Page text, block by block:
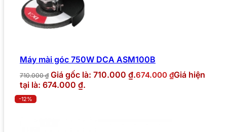
Máy mài góc 750W DCA ASM100B
710.000₫ Giá gốc là: 710.000 ₫.674.000 ₫Giá hiện
tại là: 674.000 ₫.
-12%